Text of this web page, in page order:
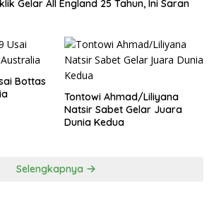
Gelar All England 25 Tahun, Ini Saran
Bottas
Tontowi Ahmad/Liliyana
Natsir Sabet Gelar Juara
Dunia Kedua
Selengkapnya